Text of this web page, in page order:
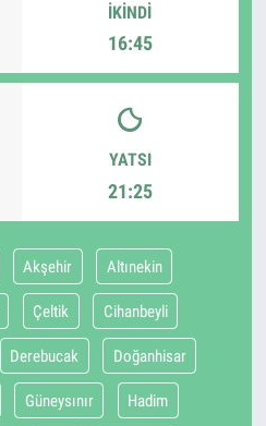
İKINDI
16:45
YATSI
21:25
Akşehir Altınekin
Çeltik Cihanbeyli
Derebucak Doğanhisar
Güneysınır Hadim